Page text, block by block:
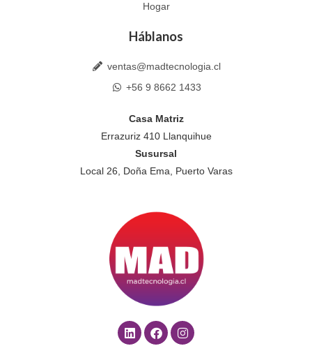
Hogar
Háblanos
ventas@madtecnologia.cl
+56 9 8662 1433
Casa Matriz
Errazuriz 410 Llanquihue
Susursal
Local 26, Doña Ema, Puerto Varas
L
i
F
a
I
n